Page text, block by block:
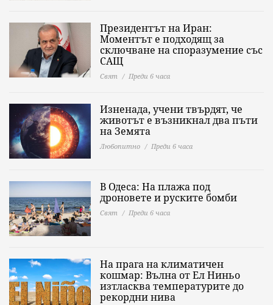
Президентът на Иран:
Моментът е подходящ за
сключване на споразумение със
САЩ
Свят Преди 6 часа
Изненада, учени твърдят, че
животът е възникнал два пъти
на Земята
Любопитно Преди 6 часа
В Одеса: На плажа под
дроновете и руските бомби
Свят Преди 6 часа
На прага на климатичен
кошмар: Вълна от Ел Ниньо
изтласква температурите до
рекордни нива